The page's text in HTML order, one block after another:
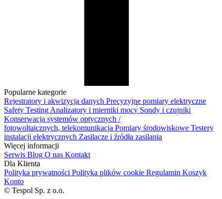
Popularne kategorie
Rejestratory i akwizycja danych Precyzyjne pomiary elektryczne
Safety TestingAnalizatory i mierniki mocy Sondy i czujniki
Konserwacja systemów optycznych /
fotowoltaicznych, telekomunikacja Pomiary środowiskowe Testery
instalacji elektrycznych Zasilacze i źródła zasilania
Więcej informacji
Serwis Blog O nas Kontakt
Dla Klienta
Polityka prywatności Polityka plików cookie Regulamin Koszyk
Konto
© Tespol Sp. z o.o.